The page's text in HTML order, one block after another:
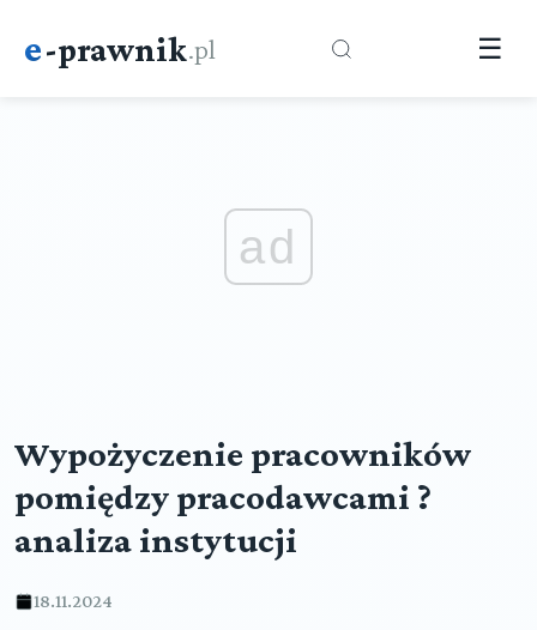
e-prawnik.pl ☰
ad
Wypożyczenie pracowników
pomiędzy pracodawcami ?
analiza instytucji
18.11.2024